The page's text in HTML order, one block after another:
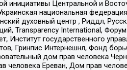
инициативы Центральной и
национальная
духовный центр , Риддл,
Transparеncy International,
государственного
Гринпис Интернешнл, Фонд
дом прав человека
человека Ереван, Дом прав